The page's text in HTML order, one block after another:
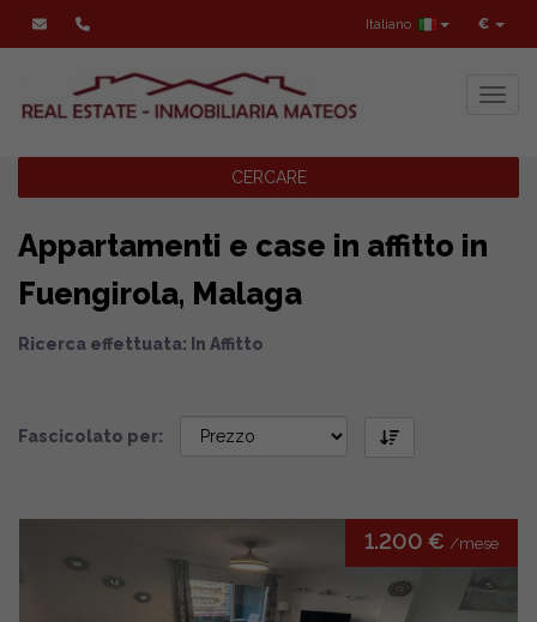
€
Italiano
CERCARE
Appartamenti e case in affitto in
Fuengirola, Malaga
Ricerca effettuata: In Affitto
Fascicolato per:
1.200 € /mese